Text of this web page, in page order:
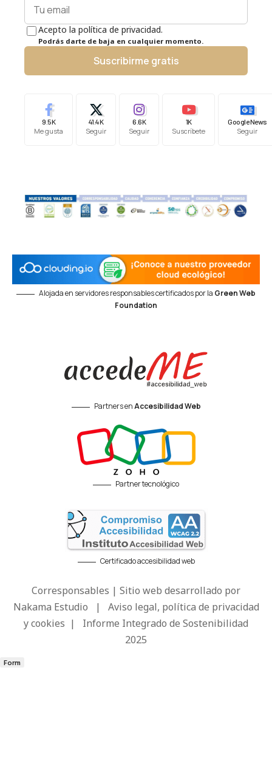
Acepto la política de privacidad.
Podrás darte de baja en cualquier momento.
Suscribirme gratis
9.5K
Me gusta
41.4K
Seguir
6.6K
Seguir
1K
Suscríbete
Google News
Seguir
Alojada en servidores responsables certificados por la Green Web
Foundation
Partners enAccesibilidad Web
Partner tecnológico
Certificado accesibilidad web
Corresponsables | Sitio web desarrollado por
Nakama Estudio | Aviso legal, política de privacidad
y cookies | Informe Integrado de Sostenibilidad
2025
Form